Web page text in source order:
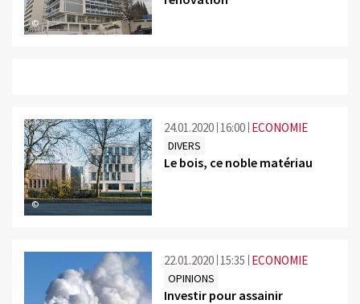
©
©
24.01.2020 16:00 ECONOMIE
DIVERS
Le bois, ce noble matériau
22.01.2020 15:35 ECONOMIE
OPINIONS
Investir pour assainir